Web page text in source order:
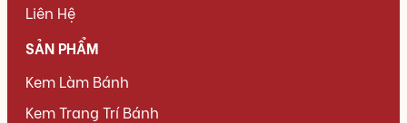
Liên Hệ
SẢN PHẨM
Kem Làm Bánh
Kem Trang Trí Bánh